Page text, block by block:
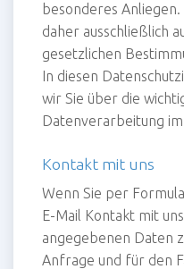
besonderes
daher ausschließlich
gesetzlichen
In diesen
wir Sie über die
Datenverarbeitung
Kontakt mit uns
Wenn Sie per
E-Mail Kontakt mit
angegebenen Daten
Anfrage und für den